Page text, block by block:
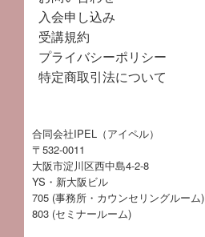
入会申し込み
受講規約
プライバシーポリシー
特定商取引法について
合同会社IPEL（アイペル）
〒532-0011
大阪市淀川区西中島4-2-8
YS・新大阪ビル
705 (事務所・カウンセリングルーム)
803 (セミナールーム)